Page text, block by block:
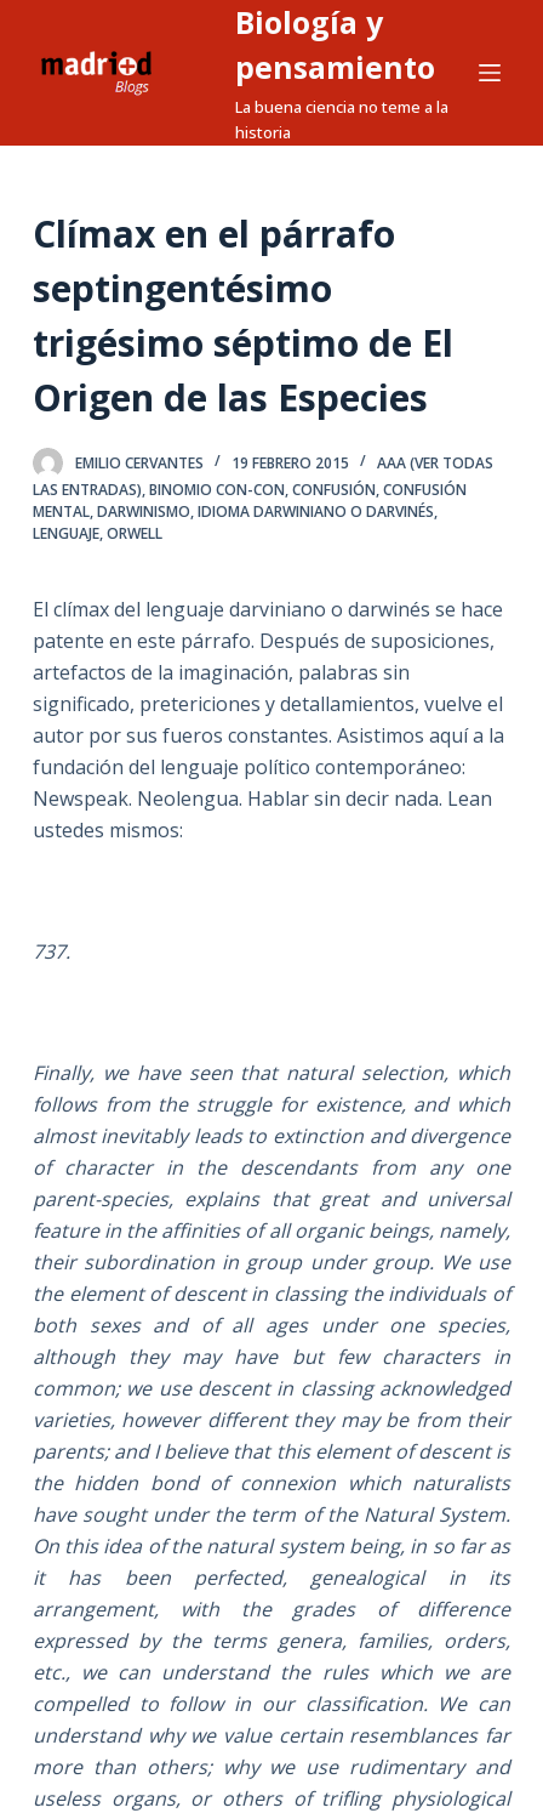
a
n
d
o
Biología y
pensamiento
La buena ciencia no teme a la
historia
Clímax en el párrafo
septingentésimo
trigésimo séptimo de El
Origen de las Especies
EMILIO CERVANTES 19 FEBRERO 2015
AAA (VER TODAS
LAS ENTRADAS),BINOMIO CON-CON,CONFUSIÓN,CONFUSIÓN
MENTAL,DARWINISMO,IDIOMA DARWINIANO O DARVINÉS,
LENGUAJE,ORWELL
El clímax del lenguaje darviniano o darwinés se hace
patente en este párrafo. Después de suposiciones,
artefactos de la imaginación, palabras sin
significado, pretericiones y detallamientos, vuelve el
autor por sus fueros constantes. Asistimos aquí a la
fundación del lenguaje político contemporáneo:
Newspeak. Neolengua. Hablar sin decir nada. Lean
ustedes mismos:
737.
Finally, we have seen that natural selection, which
follows from the struggle for existence, and which
almost inevitably leads to extinction and divergence
of character in the descendants from any one
parent-species, explains that great and universal
feature in the affinities of all organic beings, namely,
their subordination in group under group. We use
the element of descent in classing the individuals of
both sexes and of all ages under one species,
although they may have but few characters in
common; we use descent in classing acknowledged
varieties, however different they may be from their
parents; and I believe that this element of descent is
the hidden bond of connexion which naturalists
have sought under the term of the Natural System.
On this idea of the natural system being, in so far as
it has been perfected, genealogical in its
arrangement, with the grades of difference
expressed by the terms genera, families, orders,
etc., we can understand the rules which we are
compelled to follow in our classification. We can
understand why we value certain resemblances far
more than others; why we use rudimentary and
useless organs, or others of trifling physiological